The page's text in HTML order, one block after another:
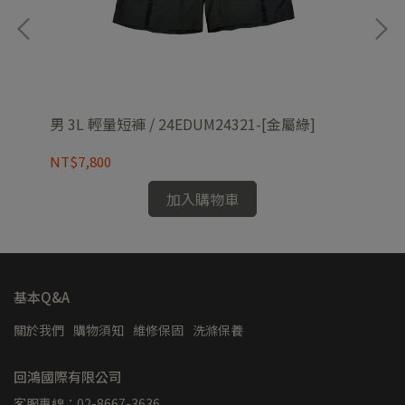
男 3L 輕量短褲 / 24EDUM24321-[金屬綠]
NT$7,800
加入購物車
基本Q&A
關於我們 購物須知 維修保固 洗滌保養
回鴻國際有限公司